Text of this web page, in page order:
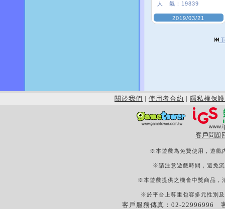
人 氣： 19839
2019/03/21
關於我們 | 使用者合約 | 隱私權保護
客戶問題
※本遊戲為免費使用，遊戲
※請注意遊戲時間，避免
※本遊戲提供之機會中獎商品，
※於平台上尊重包容多元性別
客戶服務傳真：02-22996996